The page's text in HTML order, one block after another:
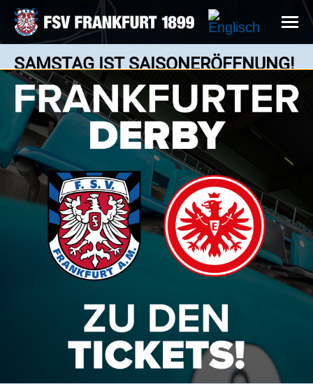
SAMSTAG IST SAISONERÖFFNUNG!
News: 18.07.2024
DER 1. FC KÖLN II ZU GAST IN
BORNHEIM
Am Samstag, dem 20. Juli steht die
Saisoneröffnung des FSV Frankfurt an. Diese